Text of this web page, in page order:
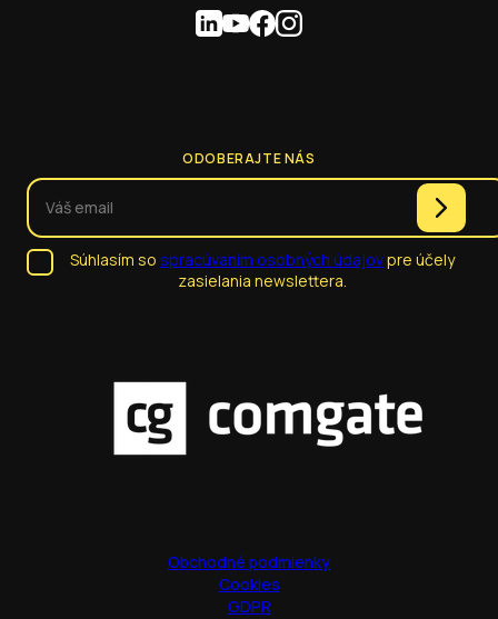
ODOBERAJTE NÁS
Súhlasím so spracúvaním osobných údajovpre účely
zasielania newslettera.
Obchodné podmienky
Cookies
GDPR